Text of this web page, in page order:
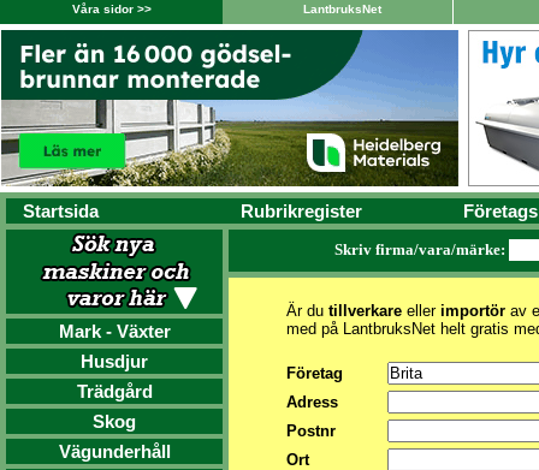
Våra sidor >> LantbruksNet
Startsida Rubrikregister
Mark - Växter
Husdjur
Trädgård
Skog
Vägunderhåll
Skriv firma/vara/märke:
Är du tillverkare eller importör av
med på LantbruksNet helt gratis
Företag
Adress
Postnr
Ort